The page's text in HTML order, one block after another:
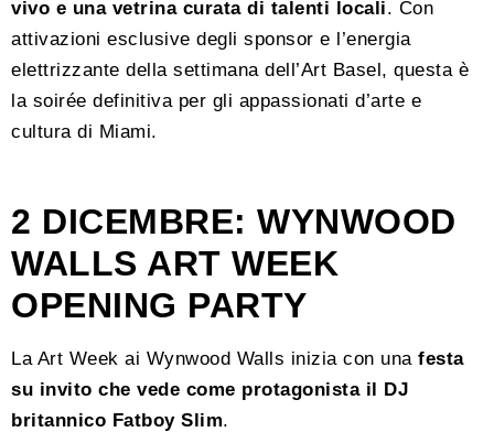
vivo e una vetrina curata di talenti locali. Con
attivazioni esclusive degli sponsor e l’energia
elettrizzante della settimana dell’Art Basel, questa è
la soirée definitiva per gli appassionati d’arte e
cultura di Miami.
2 DICEMBRE: WYNWOOD
WALLS ART WEEK
OPENING PARTY
La Art Week ai Wynwood Walls inizia con unafesta
su invito che vede come protagonista il DJ
britannico Fatboy Slim.